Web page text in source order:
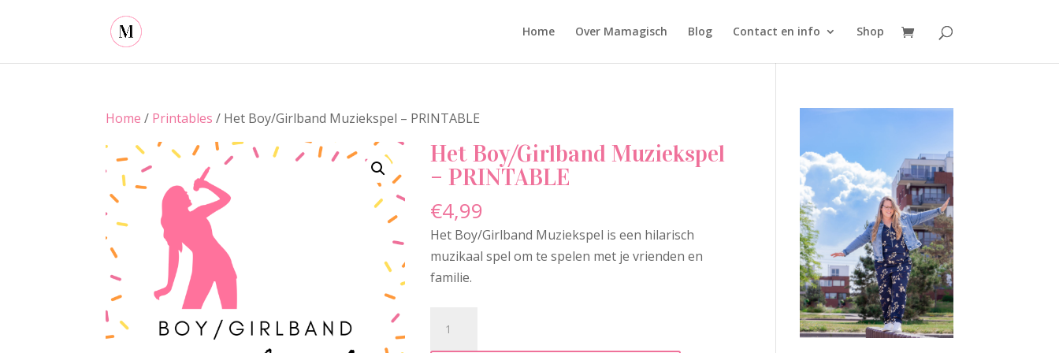
Home Over Mamagisch Blog Contact en info Shop
Home / Printables / Het Boy/Girlband Muziekspel – PRINTABLE
Het Boy/Girlband Muziekspel
– PRINTABLE
€4,99
Het Boy/Girlband Muziekspel is een hilarisch
muzikaal spel om te spelen met je vrienden en
familie.
Boy/Girlband